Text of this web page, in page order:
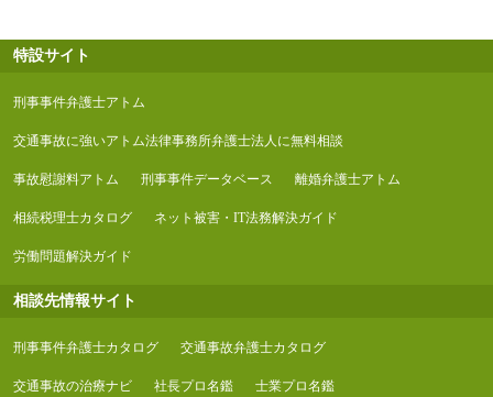
特設サイト
刑事事件弁護士アトム
交通事故に強いアトム法律事務所弁護士法人に無料相談
事故慰謝料アトム 刑事事件データベース 離婚弁護士アトム
相続税理士カタログ ネット被害・IT法務解決ガイド
労働問題解決ガイド
相談先情報サイト
刑事事件弁護士カタログ 交通事故弁護士カタログ
交通事故の治療ナビ 社長プロ名鑑 士業プロ名鑑